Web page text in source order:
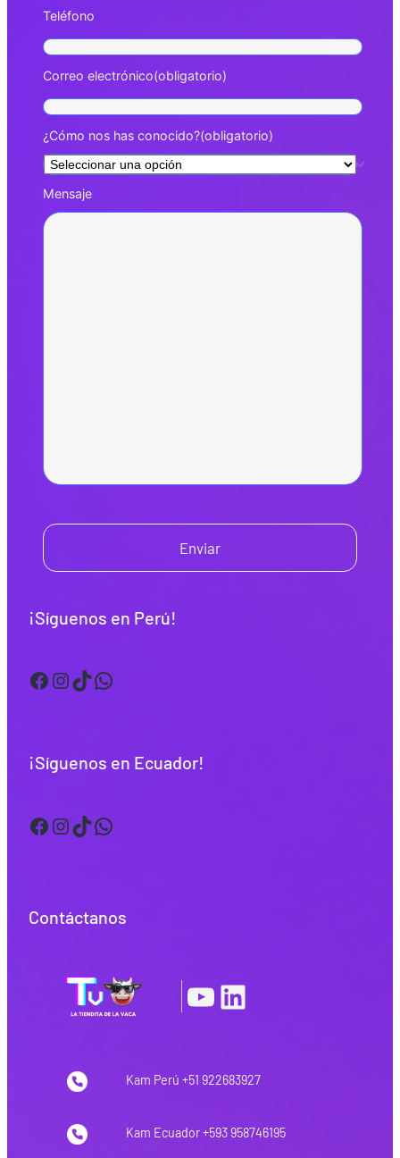
Teléfono
Correo electrónico(obligatorio)
¿Cómo nos has conocido?(obligatorio)
Mensaje
Enviar
¡Síguenos en Perú!
Facebook InstagramTikTok WhatsApp
¡Síguenos en Ecuador!
Facebook InstagramTikTok WhatsApp
Contáctanos
YouTube LinkedIn
Kam Perú +51 922683927
Kam Ecuador +593 958746195